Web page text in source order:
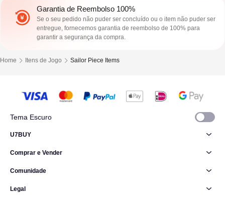
Garantia de Reembolso 100%
Se o seu pedido não puder ser concluído ou o item não puder ser
entregue, fornecemos garantia de reembolso de 100% para
garantir a segurança da compra.
Home Itens de Jogo Sailor Piece Items
Tema Escuro
U7BUY
Comprar e Vender
Comunidade
Legal